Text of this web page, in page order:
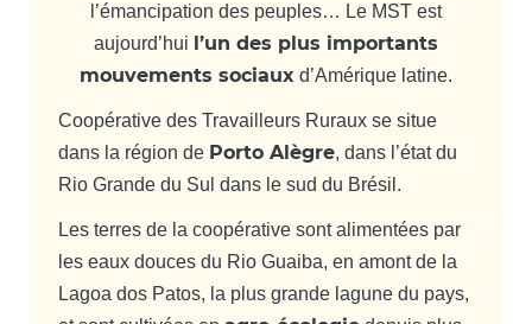
l’émancipation des peuples… Le MST est
aujourd’hui l’un des plus importants
mouvements sociaux d’Amérique latine.
Coopérative des Travailleurs Ruraux se situe
dans la région de Porto Alègre, dans l’état du
Rio Grande du Sul dans le sud du Brésil.
Les terres de la coopérative sont alimentées par
les eaux douces du Rio Guaiba, en amont de la
Lagoa dos Patos, la plus grande lagune du pays,